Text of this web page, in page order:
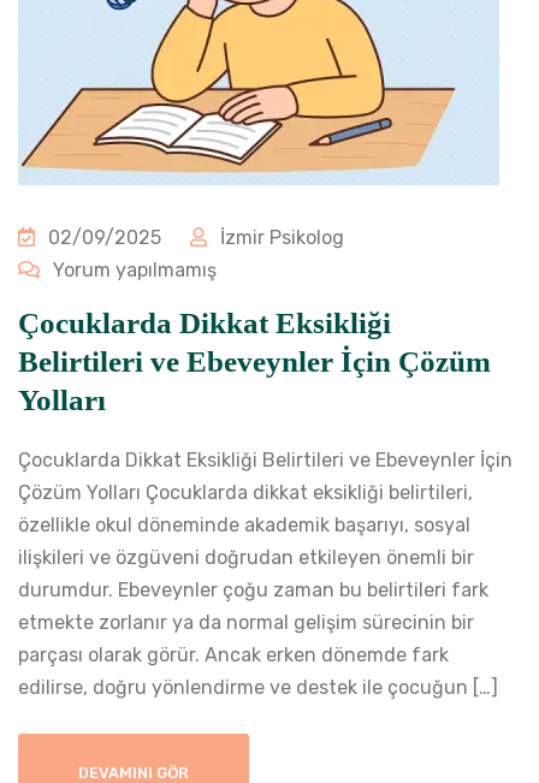
02/09/2025
İzmir Psikolog
Yorum yapılmamış
Çocuklarda Dikkat Eksikliği
Belirtileri ve Ebeveynler İçin Çözüm
Yolları
Çocuklarda Dikkat Eksikliği Belirtileri ve Ebeveynler İçin
Çözüm Yolları Çocuklarda dikkat eksikliği belirtileri,
özellikle okul döneminde akademik başarıyı, sosyal
ilişkileri ve özgüveni doğrudan etkileyen önemli bir
durumdur. Ebeveynler çoğu zaman bu belirtileri fark
etmekte zorlanır ya da normal gelişim sürecinin bir
parçası olarak görür. Ancak erken dönemde fark
edilirse, doğru yönlendirme ve destek ile çocuğun […]
DEVAMINI GÖR